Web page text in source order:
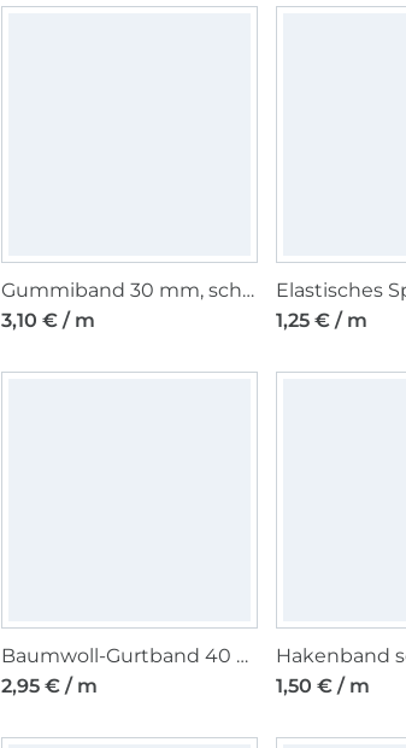
Gummiband 30 mm, schwarz
3,10 € / m
1,25 € / m
Baumwoll-Gurtband 40 mm, schwarz
2,95 € / m
Hakenband
1,50 € / m